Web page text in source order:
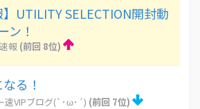
】UTILITY SELECTION開封動
ン！
報 (前回 8位)
る！
速VIPブログ(`･ω･´) (前回 7位)